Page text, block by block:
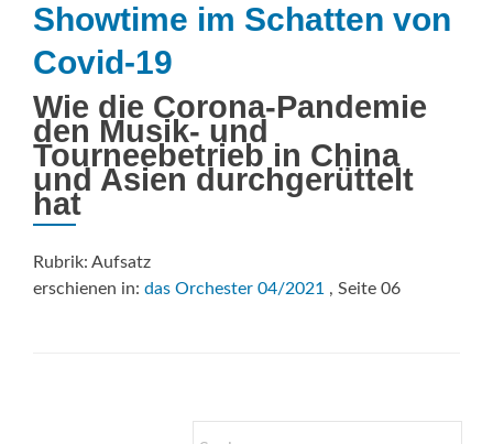
Showtime im Schatten von
Covid-19
Wie die Corona-Pandemie
den Musik- und
Tourneebetrieb in China
und Asien durchgerüttelt
hat
Rubrik: Aufsatz
erschienen in: das Orchester 04/2021 , Seite 06